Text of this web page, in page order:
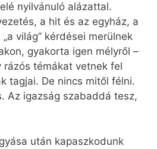
nyilvánuló alázattal.
a hit és az egyház, a
világ” kérdései merülnek
gyakorta igen mélyről –
rázós témákat vetnek fel
tagjai. De nincs mitől félni.
Az igazság szabaddá tesz,
után kapaszkodunk